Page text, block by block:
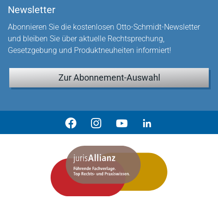
Newsletter
Abonnieren Sie die kostenlosen Otto-Schmidt-Newsletter
und bleiben Sie über aktuelle Rechtsprechung,
Gesetzgebung und Produktneuheiten informiert!
Zur Abonnement-Auswahl